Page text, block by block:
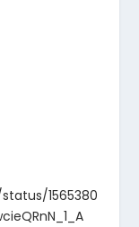
1565380